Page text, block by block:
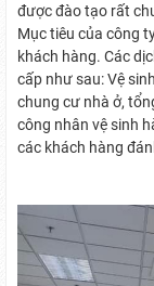
được đào tạo rất
Mục tiêu của công
khách hàng. Các
cấp như sau: Vệ
chung cư nhà ở,
công nhân vệ sinh
các khách hàng